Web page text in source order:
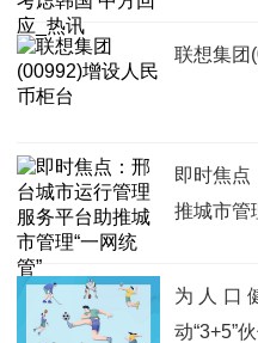
联想集团
即时焦点
推城市管
为人口
动“3+5”